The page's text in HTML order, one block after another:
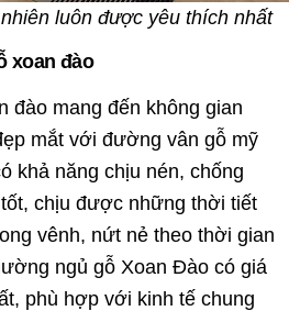
luôn được yêu thích nhất
xoan đào
đào mang đến không gian
mắt với đường vân gỗ mỹ
khả năng chịu nén, chống
chịu được những thời tiết
vênh, nứt nẻ theo thời gian
ngủ gỗ Xoan Đào có giá
phù hợp với kinh tế chung